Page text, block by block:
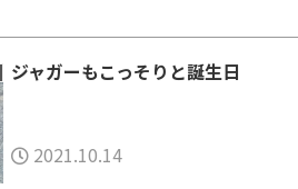
ジャガーもこっそりと誕生日
2021.10.14